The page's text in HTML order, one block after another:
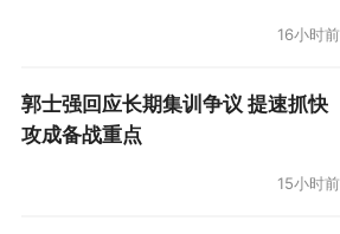
16小时前
郭士强回应长期集训争议 提速抓快
攻成备战重点
15小时前